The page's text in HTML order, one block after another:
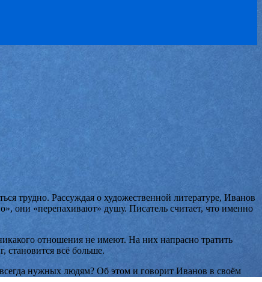
трудно. Рассуждая о художественной литературе, Иванов
они «перепахивают» душу. Писатель считает, что именно
отношения не имеют. На них напрасно тратить
становится всё больше.
нужных людям? Об этом и говорит Иванов в своём